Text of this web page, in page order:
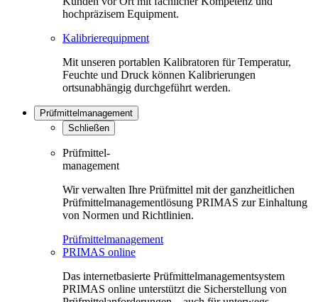
hochpräzisem Equipment.
Kalibrierequipment
Mit unseren portablen Kalibratoren für Temperatur,
Feuchte und Druck können Kalibrierungen
ortsunabhängig durchgeführt werden.
Prüfmittelmanagement
Schließen
Prüfmittel-
management
Wir verwalten Ihre Prüfmittel mit der ganzheitlichen
Prüfmittelmanagementlösung PRIMAS zur Einhaltung
von Normen und Richtlinien.
Prüfmittelmanagement
PRIMAS online
Das internetbasierte Prüfmittelmanagementsystem
PRIMAS online unterstützt die Sicherstellung von